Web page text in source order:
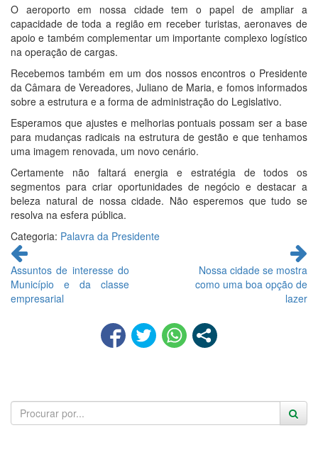
O aeroporto em nossa cidade tem o papel de ampliar a
capacidade de toda a região em receber turistas, aeronaves de
apoio e também complementar um importante complexo logístico
na operação de cargas.
Recebemos também em um dos nossos encontros o Presidente
da Câmara de Vereadores, Juliano de Maria, e fomos informados
sobre a estrutura e a forma de administração do Legislativo.
Esperamos que ajustes e melhorias pontuais possam ser a base
para mudanças radicais na estrutura de gestão e que tenhamos
uma imagem renovada, um novo cenário.
Certamente não faltará energia e estratégia de todos os
segmentos para criar oportunidades de negócio e destacar a
beleza natural de nossa cidade. Não esperemos que tudo se
resolva na esfera pública.
Categoria: Palavra da Presidente
Continue
lendo
Assuntos de interesse do
Município e da classe
empresarial
Nossa cidade se mostra
como uma boa opção de
lazer